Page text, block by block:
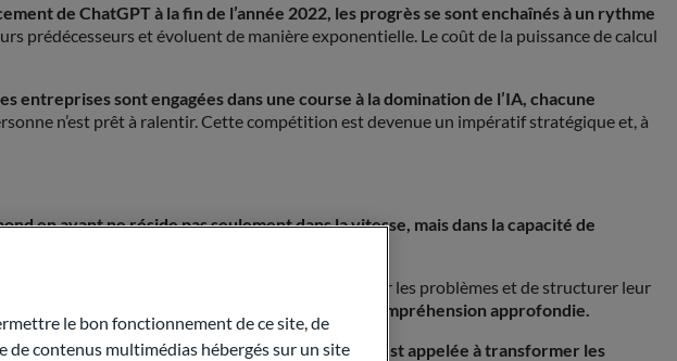
de ChatGPTà lafin de l’année 2022, les progrès se sont enchaînés à un rythme
prédécesseurs et évoluent de manière exponentielle. Le coût de la puissance de calcul
entreprises sont engagées dans une course à la domination de l’IA, chacune
n’est prêt à ralentir. Cette compétition est devenue un impératif stratégique et, à
en avant ne réside pas seulement dans la vitesse, mais dans la capacité de
désormais le temps d’analyser, de décomposer les problèmes et de structurer leur
mais un système intelligent capable d’une compréhension approfondie.
par le capital, où la productivité tirée par l’IA est appelée à transformer les
le bon fonctionnement de ce site, de
contenus multimédias hébergés sur un site